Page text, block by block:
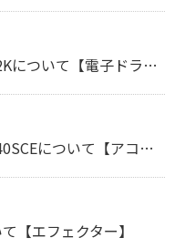
Roland（ローランド）のTD-02Kについて【電子ドラム】
Fender（フェンダー）のCN-140SCEについて【アコースティックギター】
【エフェクター】